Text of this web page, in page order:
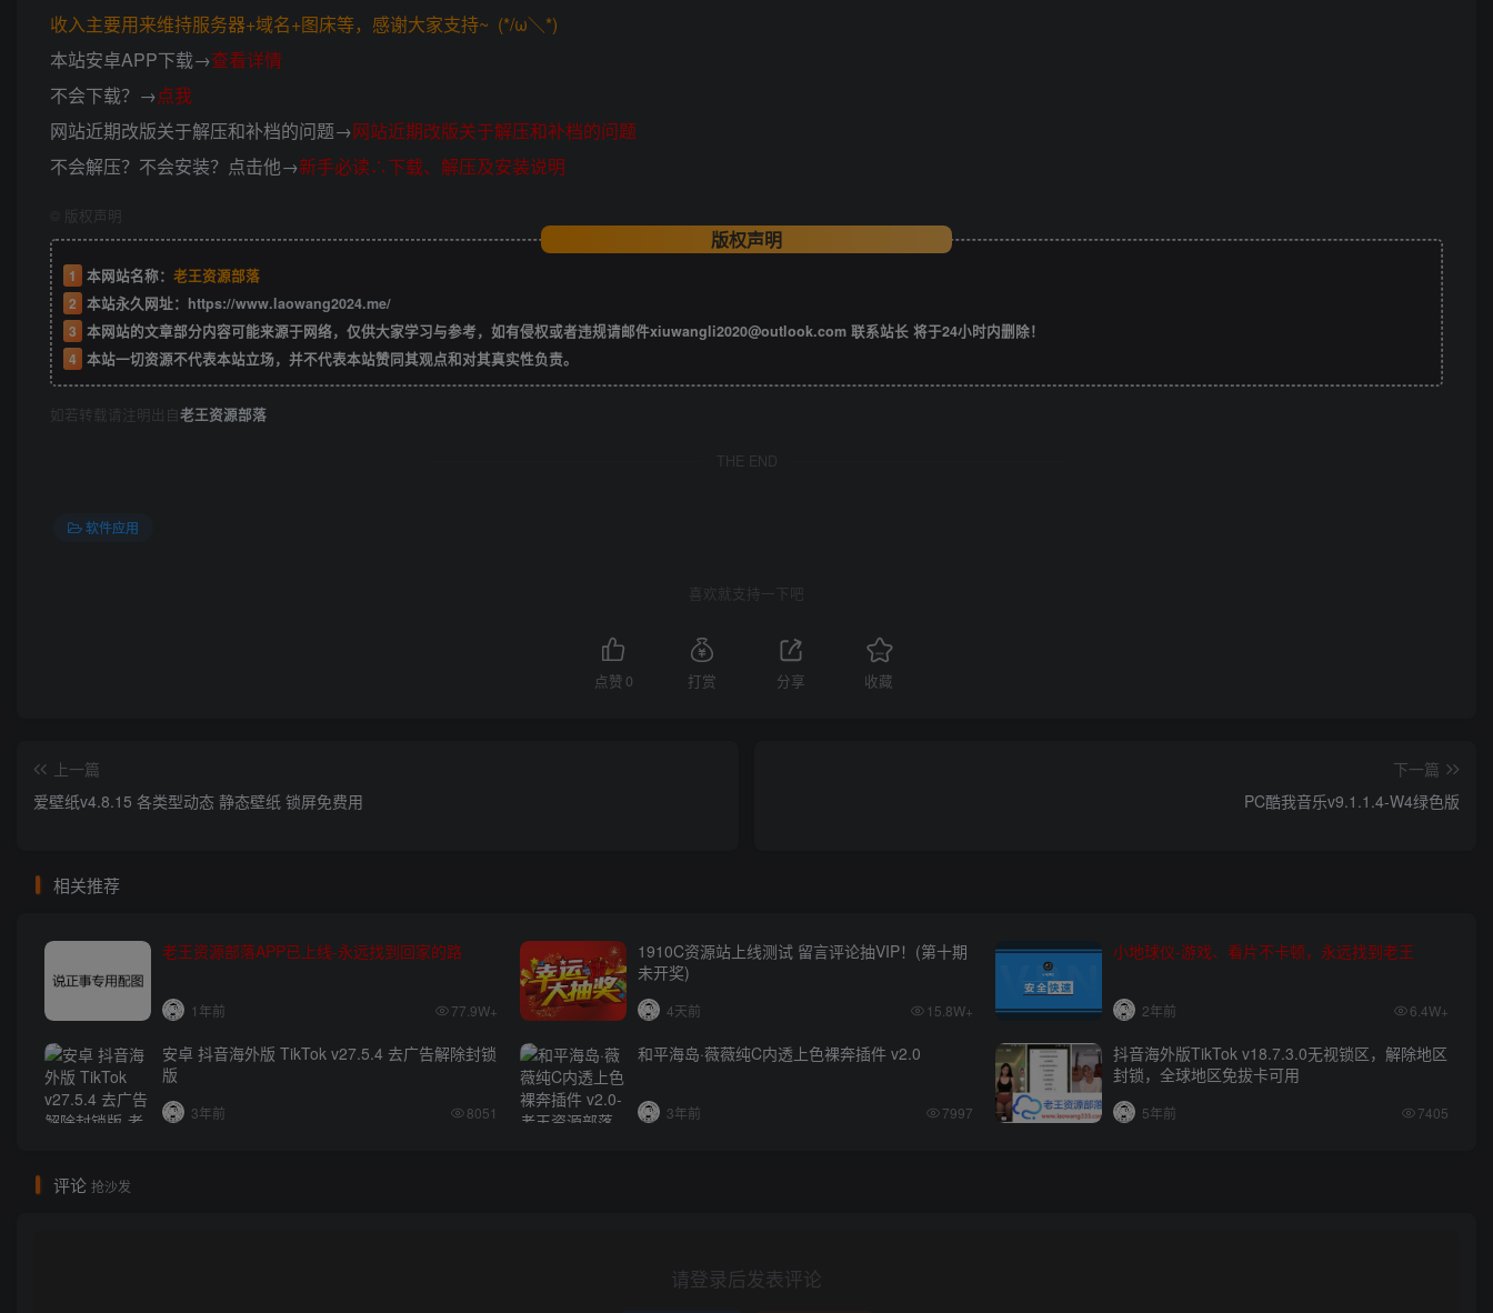
收入主要用来维持服务器+域名+图床等，感谢大家支持~ (*/ω＼*)
本站安卓APP下载→查看详情
不会下载？→点我
网站近期改版关于解压和补档的问题→网站近期改版关于解压和补档的问题
不会解压？不会安装？点击他→新手必读∴下载、解压及安装说明
版权声明
版权声明
1 本网站名称： 老王资源部落
2 本站永久网址： https://www.laowang2024.me/
3 本网站的文章部分内容可能来源于网络，仅供大家学习与参考，如有侵权或者违规请邮件xiuwangli2020@outlook.com 联系站长 将于24小时内删除！
4 本站一切资源不代表本站立场，并不代表本站赞同其观点和对其真实性负责。
如若转载请注明出自老王资源部落
THE END
软件应用
喜欢就支持一下吧
点赞 0 打赏 分享 收藏
上一篇
爱壁纸v4.8.15 各类型动态 静态壁纸 锁屏免费用
下一篇
PC酷我音乐v9.1.1.4-W4绿色版
相关推荐
老王资源部落APP已上线-永远找到回家的路
1年前 77.9W+
1910C资源站上线测试 留言评论抽VIP！(第十期
未开奖)
4天前 15.8W+
小地球仪-游戏、看片不卡顿，永远找到老王
2年前 6.4W+
安卓 抖音海外版 TikTok v27.5.4 去广告解除封锁
版
3年前 8051
和平海岛·薇薇纯C内透上色裸奔插件 v2.0
3年前 7997
抖音海外版TikTok v18.7.3.0无视锁区，解除地区
封锁，全球地区免拔卡可用
5年前 7405
评论 抢沙发
请登录后发表评论